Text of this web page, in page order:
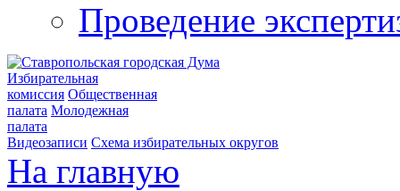
Проведение
Избирательная
комиссия Общественная
палата Молодежная
палата
Видеозаписи Схема избирательных округов
На главную